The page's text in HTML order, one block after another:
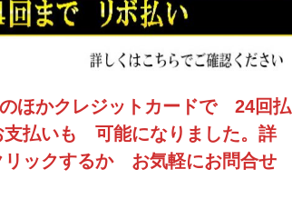
ほかクレジットカードで 24回払
払いも 可能になりました。詳
リックするか お気軽にお問合せ